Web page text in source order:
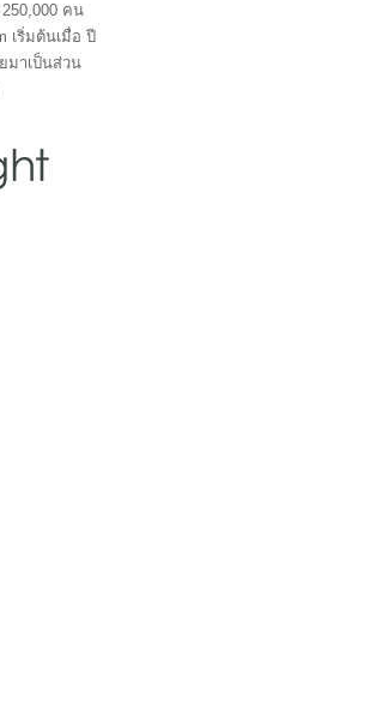
คน
เริ่มต้นเมื่อ ปี
มาเป็นส่วน